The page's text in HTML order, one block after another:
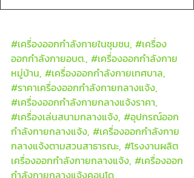
#เครื่องออกกำลังกายในชุมชน, #เครื่อง
ออกกำลังกายอบต., #เครื่องออกกำลังกาย
หมู่บ้าน, #เครื่องออกกำลังกายเทศบาล,
#ราคาเครื่องออกกำลังกายกลางแจ้ง,
#เครื่องออกกำลังกายกลางแจ้งราคา,
#เครื่องเล่นสนามกลางแจ้ง, #อุปกรณ์ออก
กำลังกายกลางแจ้ง, #เครื่องออกกำลังกาย
กลางแจ้งตามสวนสาธารณะ, #โรงงานผลิต
เครื่องออกกำลังกายกลางแจ้ง, #เครื่องออก
กำลังกายกลางแจ้งคอนโด